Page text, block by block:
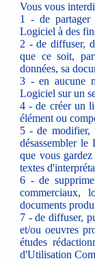
Vous vous
1 - de
Logiciel à des
2 - de diffuser,
que ce soit,
données, sa
3 - en aucune
Logiciel sur un
4 - de créer un
élément ou
5 - de modifier,
désassembler le
que vous
textes
6 - de
commerciaux,
documents
7 - de diffuser,
et/ou oeuvres
études
d'Utilisation